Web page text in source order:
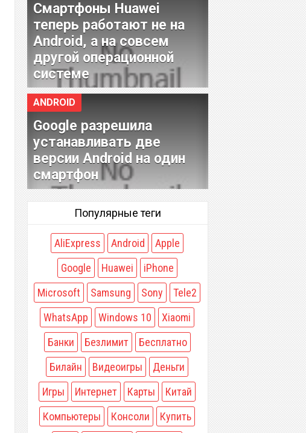
Смартфоны Huawei
теперь работают не на
Android, а на совсем
другой операционной
системе
ANDROID
Google разрешила
устанавливать две
версии Android на один
смартфон
Популярные теги
AliExpress Android
Apple
Google
Huawei
iPhone
Microsoft
Samsung Sony
Tele2
WhatsApp
Windows 10
Xiaomi
Банки
Безлимит
Бесплатно
Билайн
Видеоигры
Деньги
Игры
Интернет Карты
Китай
Компьютеры
Консоли
Купить